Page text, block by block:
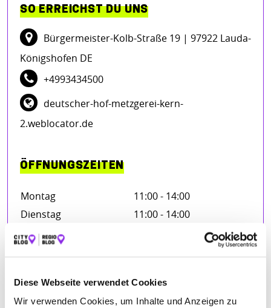
Diese Webseite verwendet Cookies
Wir verwenden Cookies, um Inhalte und Anzeigen zu
SO ERREICHST DU UNS
Bürgermeister-Kolb-Straße 19 | 97922 Lauda-
Königshofen DE
+4993434500
deutscher-hof-metzgerei-kern-
2.weblocator.de
ÖFFNUNGSZEITEN
Montag
11:00 - 14:00
Dienstag
11:00 - 14:00
Mittwoch
Samstag
11:00 - 14:00
Sonntag
11:00 - 14:00